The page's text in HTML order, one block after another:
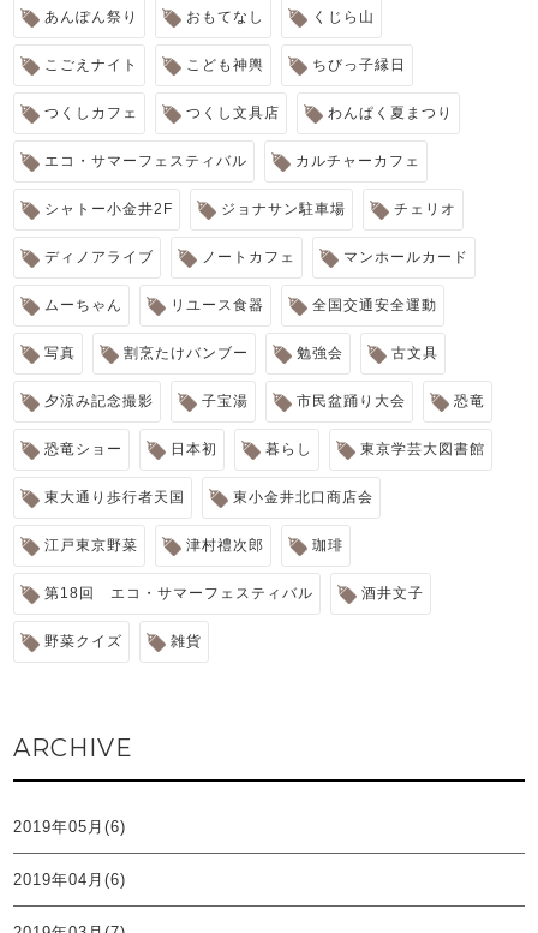
あんぽん祭り おもてなし くじら山
こごえナイト こども神輿 ちびっ子縁日
つくしカフェ つくし文具店 わんぱく夏まつり
エコ・サマーフェスティバル カルチャーカフェ
シャトー小金井2F ジョナサン駐車場 チェリオ
ディノアライブ ノートカフェ マンホールカード
ムーちゃん リユース食器 全国交通安全運動
写真 割烹たけバンブー 勉強会 古文具
夕涼み記念撮影 子宝湯 市民盆踊り大会 恐竜
恐竜ショー 日本初 暮らし 東京学芸大図書館
東大通り歩行者天国 東小金井北口商店会
江戸東京野菜 津村禮次郎 珈琲
第18回 エコ・サマーフェスティバル 酒井文子
野菜クイズ 雑貨
ARCHIVE
2019年05月(6)
2019年04月(6)